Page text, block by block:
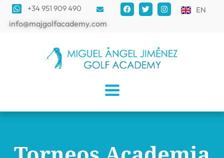
+34 951 909 490
info@majgolfacademy.com
EN